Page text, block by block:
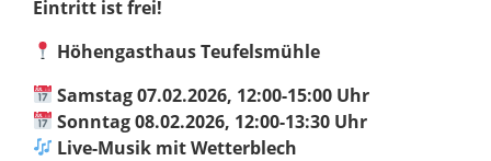
Eintritt ist frei!
Höhengasthaus Teufelsmühle
Samstag 07.02.2026, 12:00-15:00 Uhr
Sonntag08.02.2026, 12:00-13:30 Uhr
Live-Musik mit Wetterblech